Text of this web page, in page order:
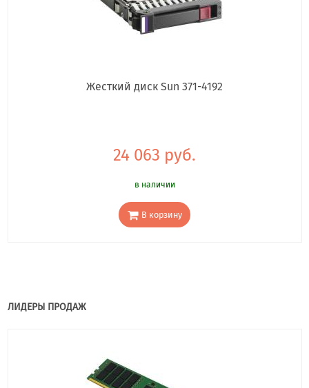
Жесткий диск Sun 371-4192
24 063 руб.
в наличии
В корзину
ЛИДЕРЫ ПРОДАЖ